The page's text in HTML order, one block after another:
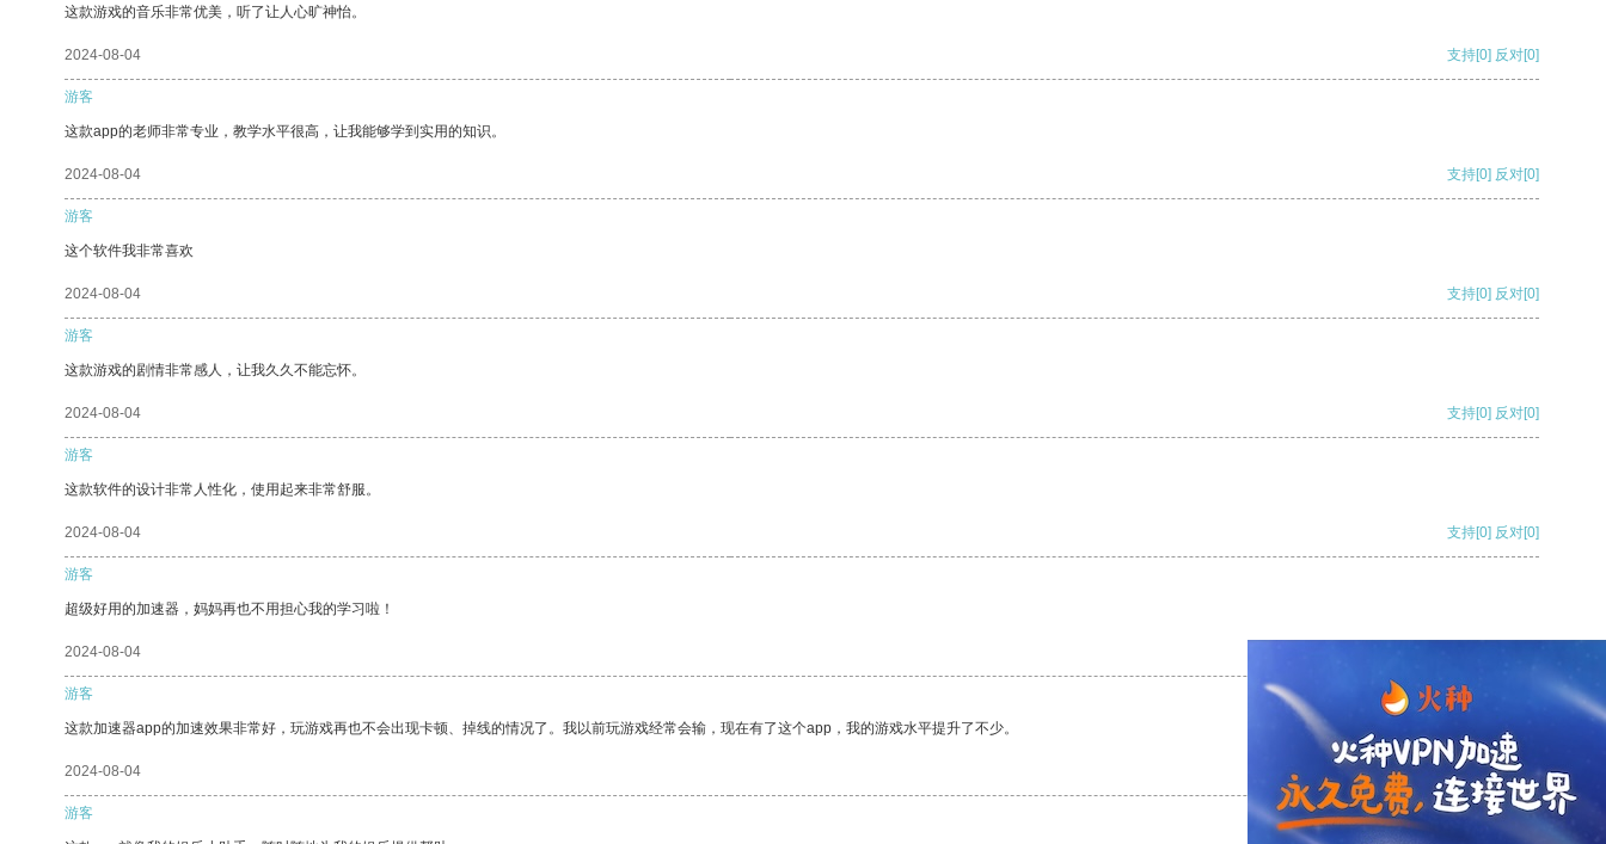
这款游戏的音乐非常优美，听了让人心旷神怡。
2024-08-04 支持[0] 反对[0]
游客
这款app的老师非常专业，教学水平很高，让我能够学到实用的知识。
2024-08-04 支持[0] 反对[0]
游客
这个软件我非常喜欢
2024-08-04 支持[0] 反对[0]
游客
这款游戏的剧情非常感人，让我久久不能忘怀。
2024-08-04 支持[0] 反对[0]
游客
这款软件的设计非常人性化，使用起来非常舒服。
2024-08-04 支持[0] 反对[0]
游客
超级好用的加速器，妈妈再也不用担心我的学习啦！
2024-08-04
游客
这款加速器app的加速效果非常好，玩游戏再也不会出现卡顿、掉线的情况了。我以前玩游戏经常会输，现在有了这个app，我的游戏水平提升了不少。
2024-08-04 支持 [0] 反对 [0]
游客